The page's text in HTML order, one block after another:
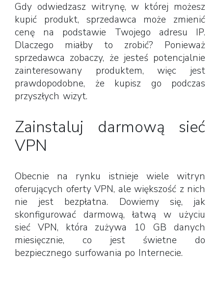
Gdy odwiedzasz witrynę, w której możesz
kupić produkt, sprzedawca może zmienić
cenę na podstawie Twojego adresu IP.
Dlaczego miałby to zrobić? Ponieważ
sprzedawca zobaczy, że jesteś potencjalnie
zainteresowany produktem, więc jest
prawdopodobne, że kupisz go podczas
przyszłych wizyt.
Zainstaluj darmową sieć
VPN
Obecnie na rynku istnieje wiele witryn
oferujących oferty VPN, ale większość z nich
nie jest bezpłatna. Dowiemy się, jak
skonfigurować darmową, łatwą w użyciu
sieć VPN, która zużywa 10 GB danych
miesięcznie, co jest świetne do
bezpiecznego surfowania po Internecie.